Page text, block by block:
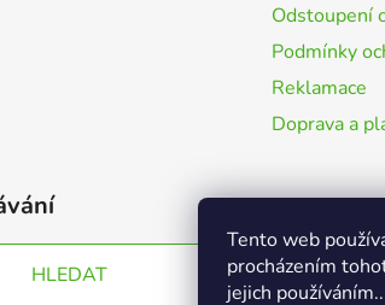
Tento web
procházením
jejich
Odstoupení
Podmínky
Reklamace
Doprava a
HLEDAT